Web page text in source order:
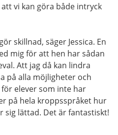
vi kan göra både intryck
skillnad, säger Jessica. En
mig för att hen har sådan
Att jag då kan lindra
på alla möjligheter och
elever som inte har
på hela kroppsspråket hur
sig lättad. Det är fantastiskt!